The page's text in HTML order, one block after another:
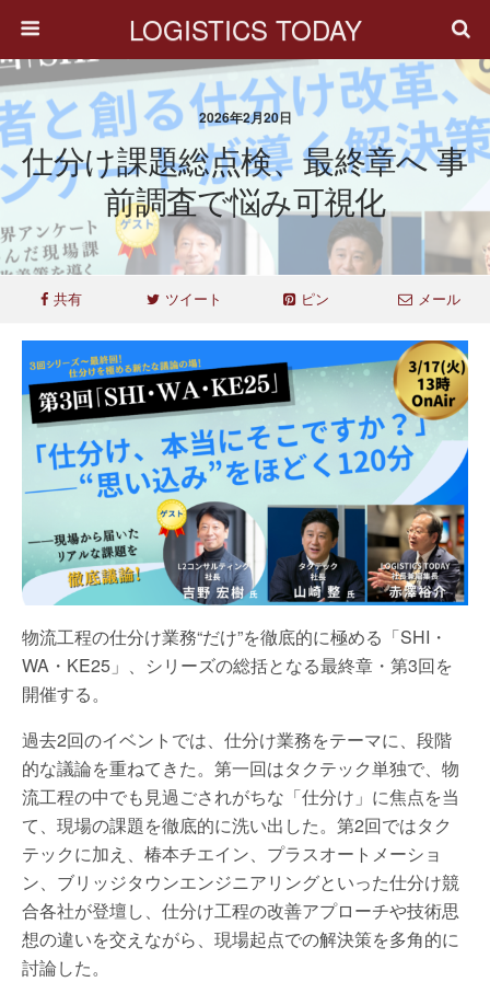
LOGISTICS TODAY
2026年2月20日
仕分け課題総点検、最終章へ 事
前調査で悩み可視化
共有 ツイート ピン メール
物流工程の仕分け業務“だけ”を徹底的に極める「SHI・
WA・KE25」、シリーズの総括となる最終章・第3回を
開催する。
過去2回のイベントでは、仕分け業務をテーマに、段階
的な議論を重ねてきた。第一回はタクテック単独で、物
流工程の中でも見過ごされがちな「仕分け」に焦点を当
て、現場の課題を徹底的に洗い出した。第2回ではタク
テックに加え、椿本チエイン、プラスオートメーショ
ン、ブリッジタウンエンジニアリングといった仕分け競
合各社が登壇し、仕分け工程の改善アプローチや技術思
想の違いを交えながら、現場起点での解決策を多角的に
討論した。